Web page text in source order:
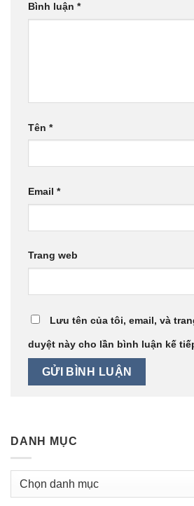
Bình luận *
Tên *
Email *
Trang web
Lưu tên của tôi, email, và
duyệt này cho lần bình luận kế
DANH MỤC
Danh